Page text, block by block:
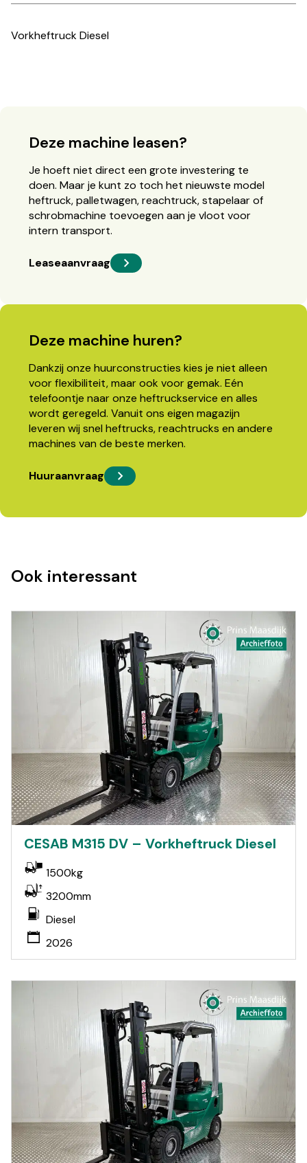
Vorkheftruck Diesel
Deze machine leasen?
Je hoeft niet direct een grote investering te
doen. Maar je kunt zo toch het nieuwste model
heftruck, palletwagen, reachtruck, stapelaar of
schrobmachine toevoegen aan je vloot voor
intern transport.
Leaseaanvraag
Deze machine huren?
Dankzij onze huurconstructies kies je niet alleen
voor flexibiliteit, maar ook voor gemak. Eén
telefoontje naar onze heftruckservice en alles
wordt geregeld. Vanuit ons eigen magazijn
leveren wij snel heftrucks, reachtrucks en andere
machines van de beste merken.
Huuraanvraag
Ook interessant
CESAB M315 DV – Vorkheftruck Diesel
1500kg
3200mm
Diesel
2026